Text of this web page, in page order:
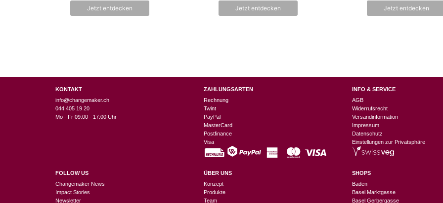
5
war:
CHF 6.90CHF 3.45.
Jetzt entdecken
5
Jetzt entdecken
5
Jetzt entdecken
KONTAKT
info@changemaker.ch
044 405 19 20
Mo - Fr 09:00 - 17:00 Uhr
FOLLOW US
Changemaker News
Impact Stories
Newsletter
ZAHLUNGSARTEN
Rechnung
Twint
PayPal
MasterCard
Postfinance
Visa
ÜBER UNS
Konzept
Produkte
Team
INFO & SERVICE
AGB
Widerrufsrecht
Versandinformation
Impressum
Datenschutz
Einstellungen zur Privatsphäre
SHOPS
Baden
Basel Marktgasse
Basel Gerbergasse